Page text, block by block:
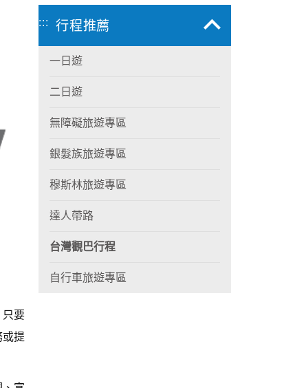
只要
提
::: 行程推薦
一日遊
二日遊
無障礙旅遊專區
銀髮族旅遊專區
穆斯林旅遊專區
達人帶路
台灣觀巴行程
自行車旅遊專區